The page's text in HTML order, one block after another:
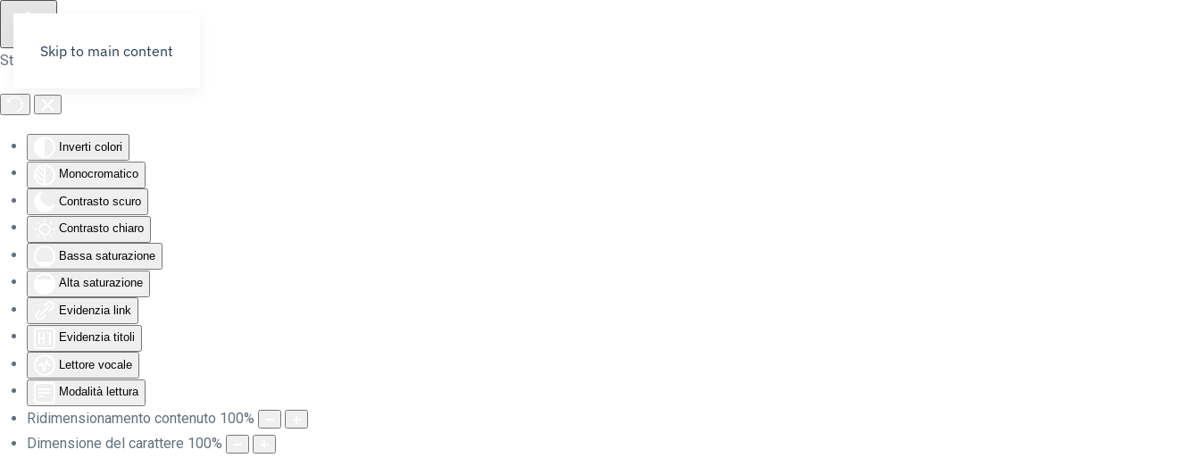
Strumenti di accessibilità
Inverti colori
Monocromatico
Contrasto scuro
Contrasto chiaro
Bassa saturazione
Alta saturazione
Evidenzia link
Evidenzia titoli
Lettore vocale
Modalità lettura
Ridimensionamento contenuto 100%
Dimensione del carattere 100%
Skip to main content